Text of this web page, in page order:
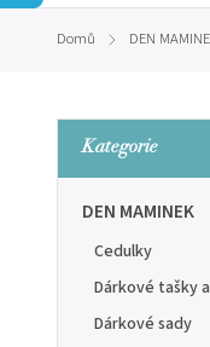
Domů / DEN
Kategorie
DEN MAMINEK
Cedulky
Dárkové tašky
Dárkové sady